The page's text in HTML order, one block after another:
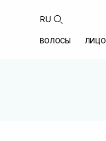
RU
ВОЛОСЫ ЛИЦО